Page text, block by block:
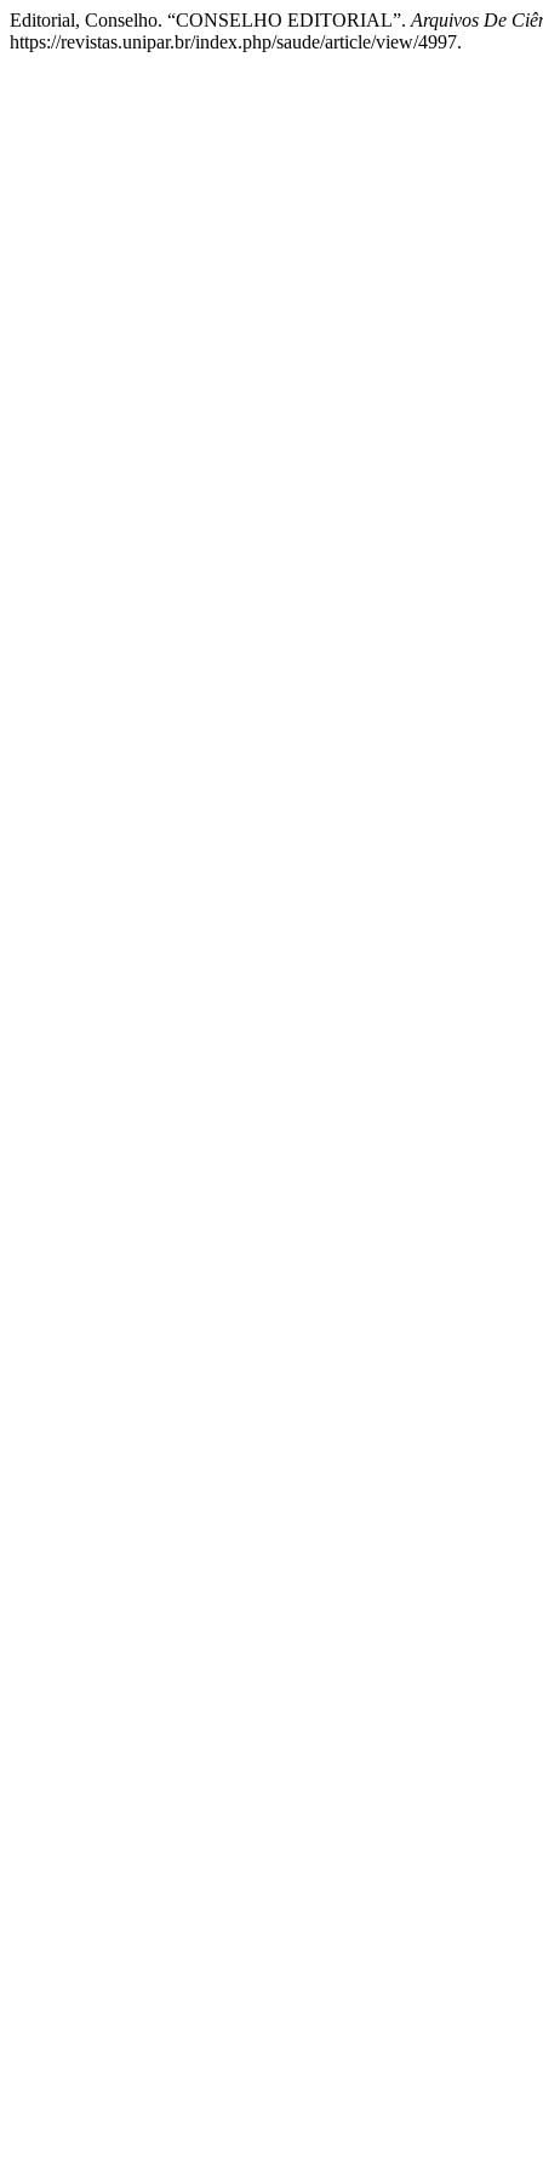
Editorial, Conselho. “CONSELHO EDITORIAL”. Arquivos De
https://revistas.unipar.br/index.php/saude/article/view/4997.